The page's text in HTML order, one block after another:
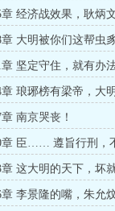
经济战效果，耿炳
章 大明被你们这帮虫
坚定守住，就有办法
琅琊榜有梁帝，大
南京哭丧！
章 臣…… 遵旨行刑，
章 这大明的天下，坏
章 李景隆的嘴，朱允